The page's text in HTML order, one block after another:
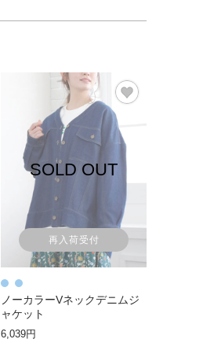
SOLD OUT
再入荷受付
ノーカラーVネックデニムジ
ャケット
6,039円